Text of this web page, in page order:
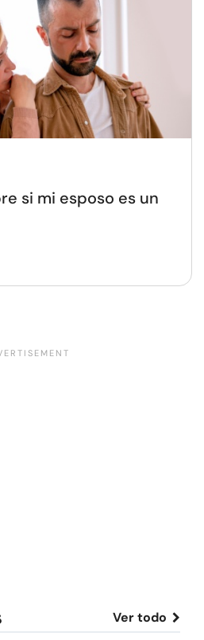
si mi esposo es un
Ver todo